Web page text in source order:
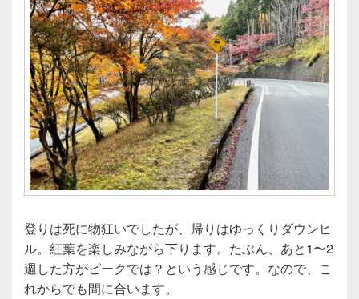
登りは死に物狂いでしたが、帰りはゆっくりダウンヒ
ル。紅葉を楽しみながら下ります。たぶん、あと1〜2
週した方がピークでは？という感じです。なので、こ
れからでも間に合います。